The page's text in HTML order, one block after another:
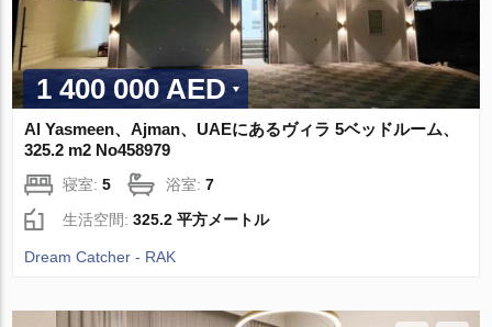
1 400 000 AED
Al Yasmeen、Ajman、UAEにあるヴィラ 5ベッドルーム、
325.2 m2 No458979
寝室:5 浴室:7
生活空間:325.2 平方メートル
Dream Catcher - RAK